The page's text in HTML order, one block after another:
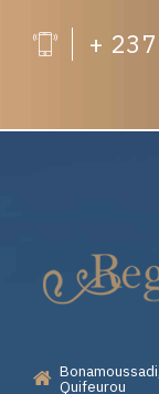
+
—
Quifeurou